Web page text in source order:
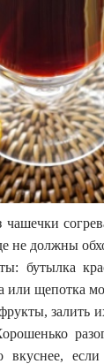
чашечки
должны
бутылка
или щепотка
залить
вкуснее,